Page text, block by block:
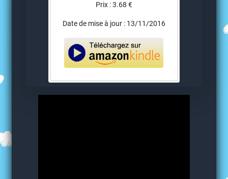
Prix : 3.68 €
Date de mise à jour : 13/11/2016